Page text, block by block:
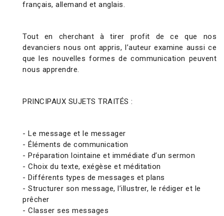
français, allemand et anglais.
Tout en cherchant à tirer profit de ce que nos
devanciers nous ont appris, l’auteur examine aussi ce
que les nouvelles formes de communication peuvent
nous apprendre.
PRINCIPAUX SUJETS TRAITÉS :
- Le message et le messager
- Éléments de communication
- Préparation lointaine et immédiate d’un sermon
- Choix du texte, exégèse et méditation
- Différents types de messages et plans
- Structurer son message, l’illustrer, le rédiger et le
prêcher
- Classer ses messages